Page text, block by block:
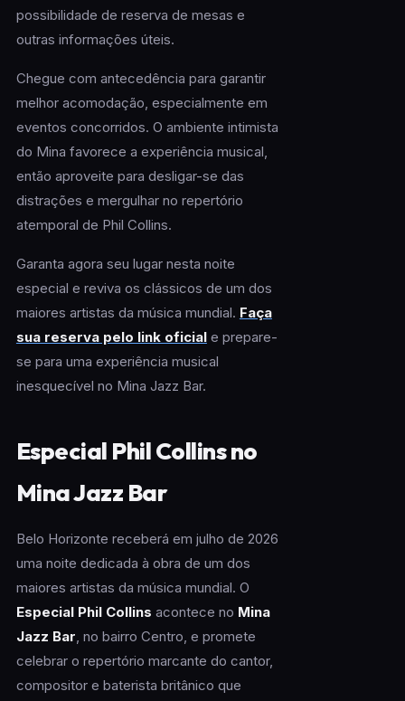
possibilidade de reserva de mesas e
outras informações úteis.
Chegue com antecedência para garantir
melhor acomodação, especialmente em
eventos concorridos. O ambiente intimista
do Mina favorece a experiência musical,
então aproveite para desligar-se das
distrações e mergulhar no repertório
atemporal de Phil Collins.
Garanta agora seu lugar nesta noite
especial e reviva os clássicos de um dos
maiores artistas da música mundial. Faça
sua reserva pelo link oficiale prepare-
se para uma experiência musical
inesquecível no Mina Jazz Bar.
Especial Phil Collins no
Mina Jazz Bar
Belo Horizonte receberá em julho de 2026
uma noite dedicada à obra de um dos
maiores artistas da música mundial. O
Especial Phil Collins acontece no Mina
Jazz Bar , no bairro Centro, e promete
celebrar o repertório marcante do cantor,
compositor e baterista britânico que